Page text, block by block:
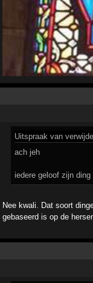
Uitspraak van
ach jeh
iedere geloof zijn ding
Nee kwali. Dat soort
gebaseerd is op de